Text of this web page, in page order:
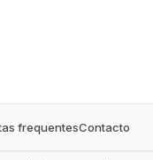
frequentesContacto